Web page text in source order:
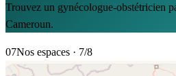
Trouvez un gynécologue-obstétricien
Cameroun.
07Nos espaces · 7/8